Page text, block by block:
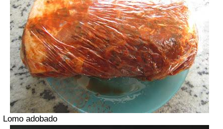
Lomo adobado